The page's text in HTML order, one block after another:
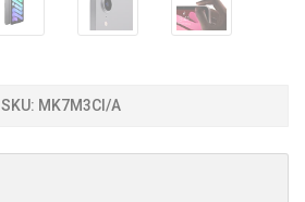
SKU: MK7M3CI/A